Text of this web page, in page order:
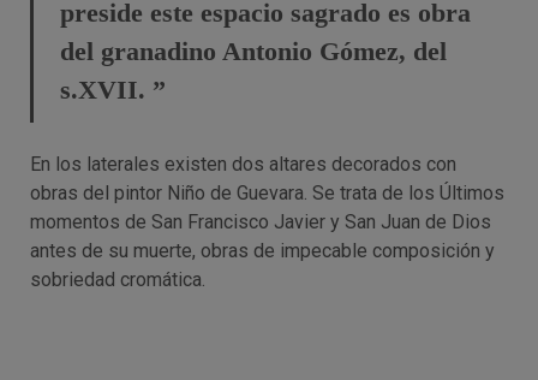
preside este espacio sagrado es obra
del granadino Antonio Gómez, del
s.XVII. ”
En los laterales existen dos altares decorados con
obras del pintor Niño de Guevara. Se trata de los Últimos
momentos de San Francisco Javier y San Juan de Dios
antes de su muerte, obras de impecable composición y
sobriedad cromática.